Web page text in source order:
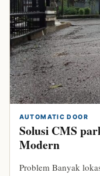
AUTOMATIC DOOR
Solusi CMS
Modern
Problem Banyak